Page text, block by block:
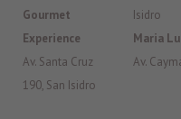
Gourmet
Experience
Av. Santa Cruz
190, San Isidro
Isidro
Maria
Av.